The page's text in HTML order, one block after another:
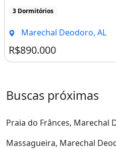
3 Dormitórios
Marechal Deodoro, AL
R$890.000
Buscas próximas
Praia do Frânces, Marechal
Massagueira, Marechal